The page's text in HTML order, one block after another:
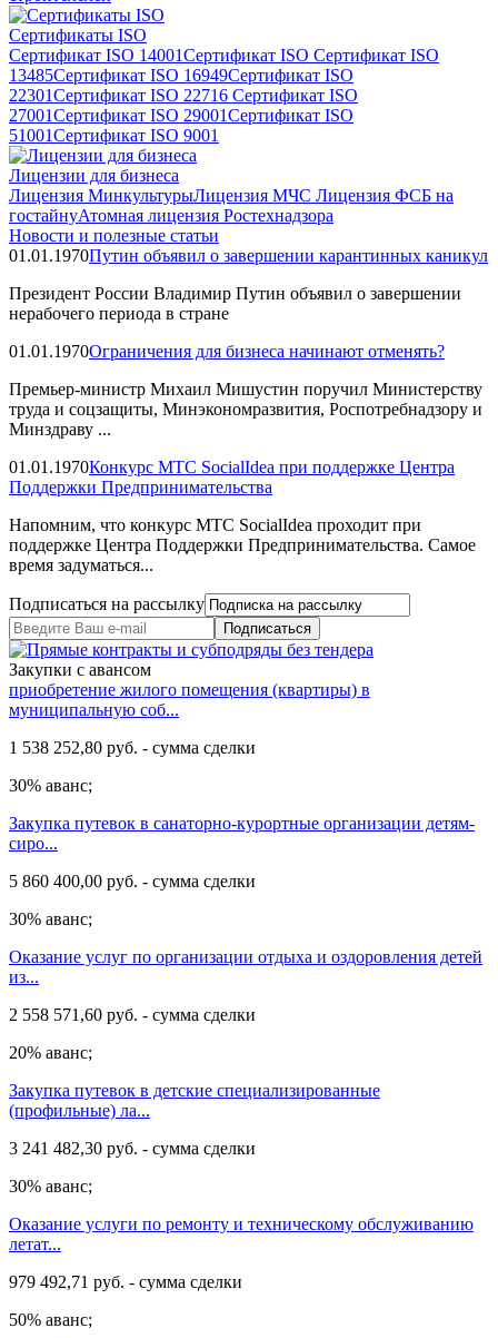
Сертификаты ISO
Сертификат ISO 14001Сертификат ISO Сертификат ISO
13485Сертификат ISO 16949Сертификат ISO
22301Сертификат ISO 22716 Сертификат ISO
27001Сертификат ISO 29001Сертификат ISO
51001Сертификат ISO 9001
Лицензии для бизнеса
Лицензия МинкультурыЛицензия МЧС Лицензия ФСБ на
гостайнуАтомная лицензия Ростехнадзора
Новости и полезные статьи
01.01.1970Путин объявил о завершении карантинных каникул
Президент России Владимир Путин объявил о завершении
нерабочего периода в стране
01.01.1970Ограничения для бизнеса начинают отменять?
Премьер-министр Михаил Мишустин поручил Министерству
труда и соцзащиты, Минэкономразвития, Роспотребнадзору и
Минздраву ...
01.01.1970Конкурс МТС SocialIdea при поддержке Центра
Поддержки Предпринимательства
Напомним, что конкурс МТС SocialIdea проходит при
поддержке Центра Поддержки Предпринимательства. Самое
время задуматься...
Подписаться на рассылку
Подписаться
Закупки с авансом
приобретение жилого помещения (квартиры) в
муниципальную соб...
1 538 252,80 руб. - сумма сделки
30% аванс;
Закупка путевок в санаторно-курортные организации детям-
сиро...
5 860 400,00 руб. - сумма сделки
30% аванс;
Оказание услуг по организации отдыха и оздоровления детей
из...
2 558 571,60 руб. - сумма сделки
20% аванс;
Закупка путевок в детские специализированные
(профильные) ла...
3 241 482,30 руб. - сумма сделки
30% аванс;
Оказание услуги по ремонту и техническому обслуживанию
летат...
979 492,71 руб. - сумма сделки
50% аванс;